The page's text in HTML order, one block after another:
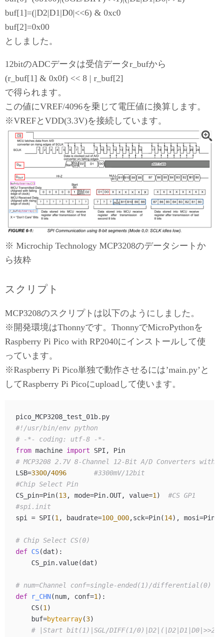
buf[1]=(|D2|D1|D0|<<6) & 0xc0
buf[2]=0x00
としました。
12bitのADCデータは受信データr_bufから
(r_buf[1] & 0x0f) << 8 | r_buf[2]
で得られます。
この値にVREF/4096を乗じて電圧値に換算します。
※VREFとVDD(3.3V)を接続しています。
※ Microchip Technology MCP3208のデータシートか
ら抜粋
スクリプト
MCP3208のスクリプトは以下のようにしました。
※開発環境はThonnyです。ThonnyでMicroPythonを
Raspberry Pi Pico with RP2040にインストールして使
っています。
※Raspberry Pi Pico単独で動作させるには’main.py’と
してRaspberry Pi Picoにuploadして使います。
pico_MCP3208_test_01b.py
#!/usr/bin/env python
# -*- coding: utf-8 -*-
from machine import
SPI, Pin
# MCP3208 2.7V 8-Channel 12-Bit A/D Converters
LSB=3300/4096
#3300mV/12bit
#Chip Select Pin
CS_pin=Pin(13, mode=Pin.OUT, value=1) #CS GP1
#spi.init
spi = SPI(1, baudrate=100_000,sck=Pin(14), mosi=Pin(
# Chip Select CS(0)
def CS(dat):
    CS_pin.value(dat)
# num=Channel conf=single-ended(1)/differential(0)
def
r_CHN(num, conf=1):
    CS(
1)
    buf=
bytearray(3)
# |Start bit(1)|SGL/DIFF(1/0)|D2|(|D2|D1|D0|>>2)